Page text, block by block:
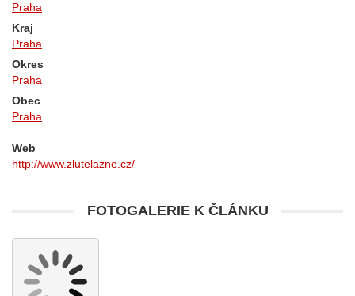
Praha
Kraj
Praha
Okres
Praha
Obec
Praha
Web
http://www.zlutelazne.cz/
FOTOGALERIE K ČLÁNKU